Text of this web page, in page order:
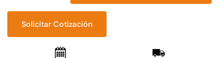
Lounge
Ciclo
cantidad
Solicitar Cotización